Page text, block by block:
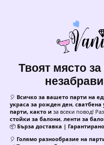
Твоят място
🎈 Всичко за вашето парти на
украса за рожден ден, сватбена
парти, както и за всеки повод!
стойки за балони, ленти за
📦 Бърза доставка |
🎈 Голямо разнообразие на